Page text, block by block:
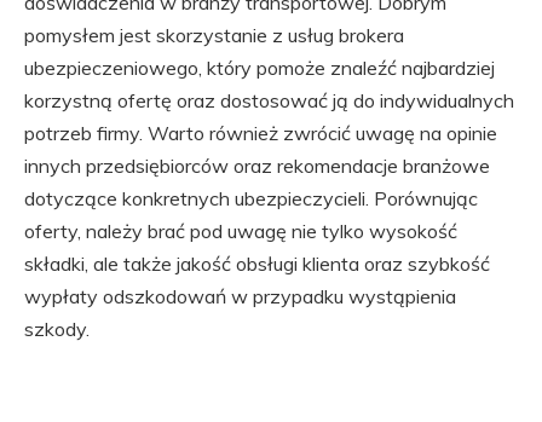
pomysłem jest skorzystanie z usług brokera
ubezpieczeniowego, który pomoże znaleźć najbardziej
korzystną ofertę oraz dostosować ją do indywidualnych
potrzeb firmy. Warto również zwrócić uwagę na opinie
innych przedsiębiorców oraz rekomendacje branżowe
dotyczące konkretnych ubezpieczycieli. Porównując
oferty, należy brać pod uwagę nie tylko wysokość
składki, ale także jakość obsługi klienta oraz szybkość
wypłaty odszkodowań w przypadku wystąpienia
szkody.